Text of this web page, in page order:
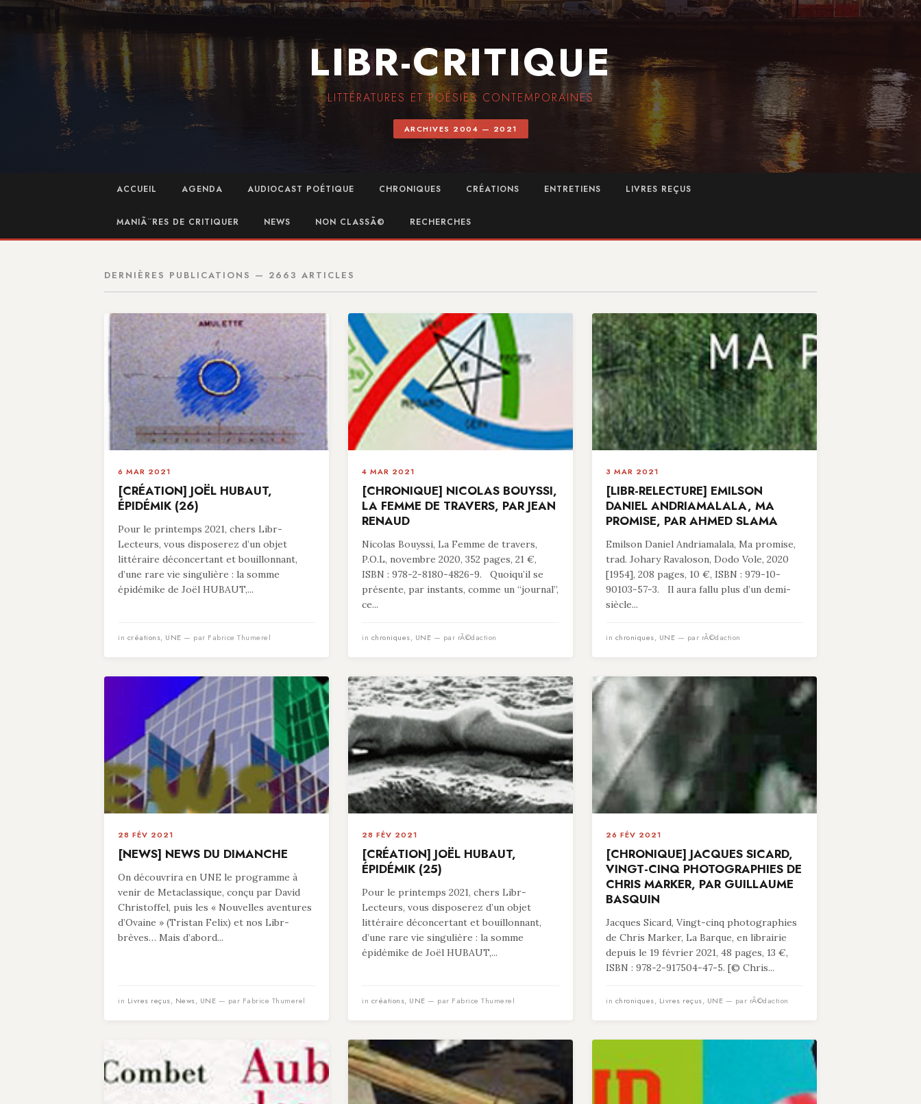
LIBR-CRITIQUE
LITTÉRATURES ET POÉSIES CONTEMPORAINES
ARCHIVES 2004 — 2021
ACCUEIL AGENDA AUDIOCAST POÉTIQUE CHRONIQUES CRÉATIONS ENTRETIENS LIVRES REÇUS
MANIÃ¨RES DE CRITIQUER NEWS NON CLASSÃ© RECHERCHES
DERNIÈRES PUBLICATIONS — 2663 ARTICLES
6 MAR 2021
[CRÉATION] JOËL HUBAUT,
ÉPIDÉMIK (26)
Pour le printemps 2021, chers Libr-
Lecteurs, vous disposerez d’un objet
littéraire déconcertant et bouillonnant,
d’une rare vie singulière : la somme
épidémike de Joël HUBAUT,...
in créations, UNE — par Fabrice Thumerel
4 MAR 2021
[CHRONIQUE] NICOLAS BOUYSSI,
LA FEMME DE TRAVERS, PAR JEAN
RENAUD
Nicolas Bouyssi, La Femme de travers,
P.O.L, novembre 2020, 352 pages, 21 €,
ISBN : 978-2-8180-4826-9. Quoiqu’il se
présente, par instants, comme un “journal”,
ce...
in chroniques, UNE — par rÃ©daction
3 MAR 2021
[LIBR-RELECTURE] EMILSON
DANIEL ANDRIAMALALA, MA
PROMISE, PAR AHMED SLAMA
Emilson Daniel Andriamalala, Ma promise,
trad. Johary Ravaloson, Dodo Vole, 2020
[1954], 208 pages, 10 €, ISBN : 979-10-
90103-57-3. Il aura fallu plus d’un demi-
siècle...
in chroniques, UNE — par rÃ©daction
28 FÉV 2021
[NEWS] NEWS DU DIMANCHE
On découvrira en UNE le programme à
venir de Metaclassique, conçu par David
Christoffel, puis les « Nouvelles aventures
d’Ovaine » (Tristan Felix) et nos Libr-
brèves… Mais d’abord...
in Livres reçus, News, UNE — par Fabrice Thumerel
28 FÉV 2021
[CRÉATION] JOËL HUBAUT,
ÉPIDÉMIK (25)
Pour le printemps 2021, chers Libr-
Lecteurs, vous disposerez d’un objet
littéraire déconcertant et bouillonnant,
d’une rare vie singulière : la somme
épidémike de Joël HUBAUT,...
in créations, UNE — par Fabrice Thumerel
26 FÉV 2021
[CHRONIQUE] JACQUES SICARD,
VINGT-CINQ PHOTOGRAPHIES DE
CHRIS MARKER, PAR GUILLAUME
BASQUIN
Jacques Sicard, Vingt-cinq photographies
de Chris Marker, La Barque, en librairie
depuis le 19 février 2021, 48 pages, 13 €,
ISBN : 978-2-917504-47-5. [© Chris...
in chroniques, Livres reçus, UNE — par rÃ©daction